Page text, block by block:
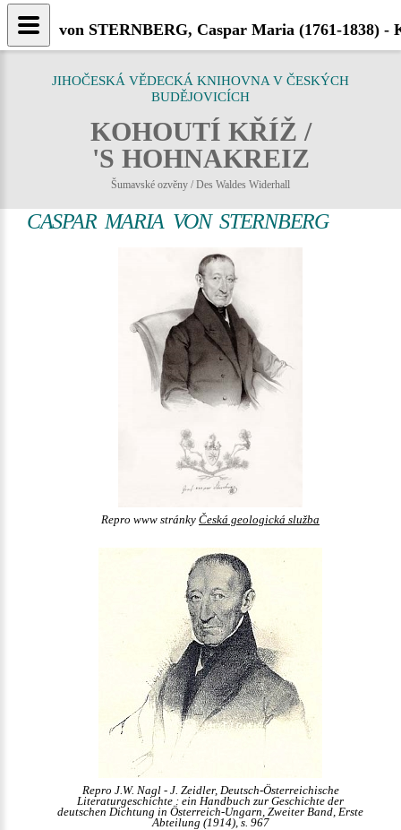
JIHOČESKÁ VĚDECKÁ KNIHOVNA V ČESKÝCH
BUDĚJOVICÍCH
KOHOUTÍ KŘÍŽ /
'S HOHNAKREIZ
Šumavské ozvěny / Des Waldes Widerhall
CASPAR MARIA VON STERNBERG
Repro www stránky Česká geologická služba
Repro J.W. Nagl - J. Zeidler, Deutsch-Österreichische
Literaturgeschichte : ein Handbuch zur Geschichte der
deutschen Dichtung in Österreich-Ungarn, Zweiter Band, Erste
Abteilung (1914), s. 967
von STERNBERG, Caspar Maria (1761-1838) -